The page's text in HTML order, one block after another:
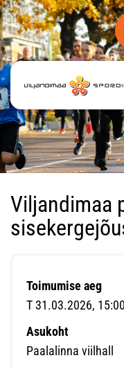
Viljandimaa
Toimumise aeg
T 31.03.2026, 15:00
Asukoht
Paalalinna viilhall